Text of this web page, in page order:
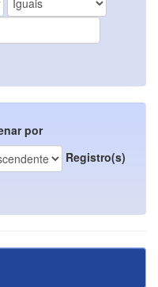
por
Registro(s)